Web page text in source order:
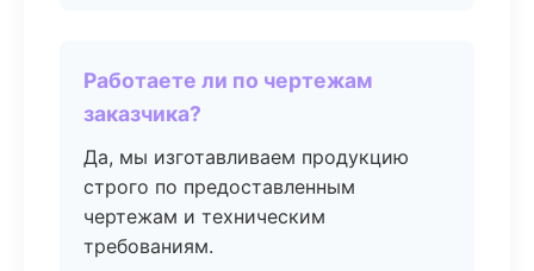
Работаете ли по чертежам
заказчика?
Да, мы изготавливаем продукцию
строго по предоставленным
чертежам и техническим
требованиям.